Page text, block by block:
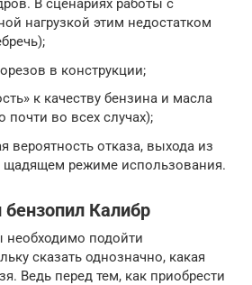
В сценариях работы с
нагрузкой этим недостатком
в конструкции;
к качеству бензина и масла
почти во всех случах);
вероятность отказа, выхода из
щадящем режиме использования.
Калибр
подойти
сказать однозначно, какая
Ведь перед тем, как приобрести